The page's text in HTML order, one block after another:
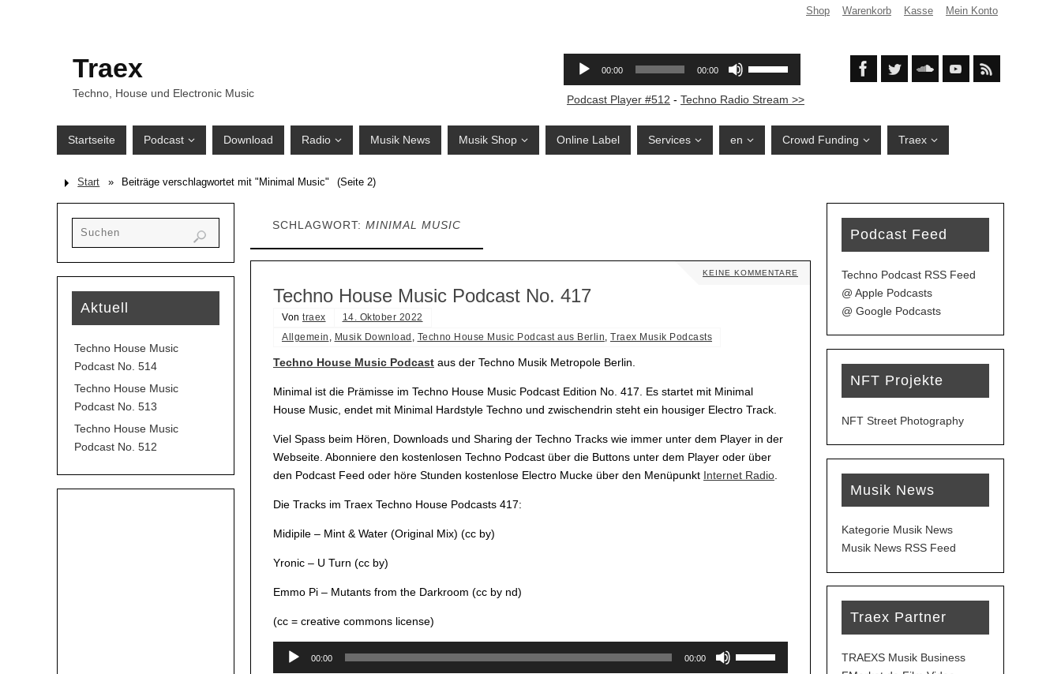
Shop Warenkorb Kasse Mein Konto
Traex
Techno, House und Electronic Music Podcast Player #512 - Techno Radio Stream >>
Startseite Podcast Download Radio Musik News Musik Shop Online Label Services en Crowd Funding Traex
Start » Beiträge verschlagwortet mit "Minimal Music" (Seite 2)
SCHLAGWORT: MINIMAL MUSIC
KEINE KOMMENTARE
Techno House Music Podcast No. 417
Von traex
14. Oktober 2022
Allgemein , Musik Download , Techno House Music Podcast aus Berlin, Traex Musik Podcasts
Techno House Music Podcast aus der Techno Musik Metropole Berlin.
Minimal ist die Prämisse im Techno House Music Podcast Edition No. 417. Es startet mit Minimal
House Music, endet mit Minimal Hardstyle Techno und zwischendrin steht ein housiger Electro Track.
Viel Spass beim Hören, Downloads und Sharing der Techno Tracks wie immer unter dem Player in der
Webseite. Abonniere den kostenlosen Techno Podcast über die Buttons unter dem Player oder über
den Podcast Feed oder höre Stunden kostenlose Electro Mucke über den Menüpunkt Internet Radio
Die Tracks im Traex Techno House Podcasts 417:
Midipile – Mint & Water (Original Mix) (cc by)
Yronic – U Turn (cc by)
Emmo Pi – Mutants from the Darkroom (cc by nd)
(cc = creative commons license)
Audio-
00:00 00:00
Aktuell
Techno House Music
Podcast No. 514
Techno House Music
Podcast No. 513
Techno House Music
Podcast No. 512
Podcast Feed
Techno Podcast RSS Feed
@ Apple Podcasts
@ Google Podcasts
NFT Projekte
NFT Street Photography
Musik News
Kategorie Musik News
Musik News RSS Feed
Traex Partner
TRAEXS Musik Business